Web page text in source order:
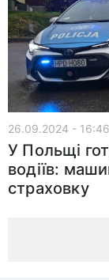
26.09.2024 - 16:46
У Польщі
водіїв:
страховку